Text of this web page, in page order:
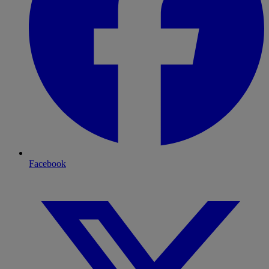
Facebook